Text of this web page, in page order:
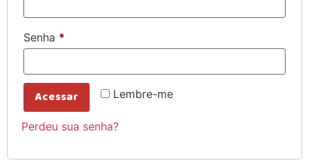
Senha *
Lembre-me
Acessar
Perdeu sua senha?